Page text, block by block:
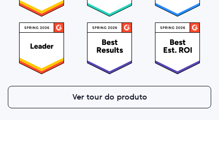
Ver tour do produto